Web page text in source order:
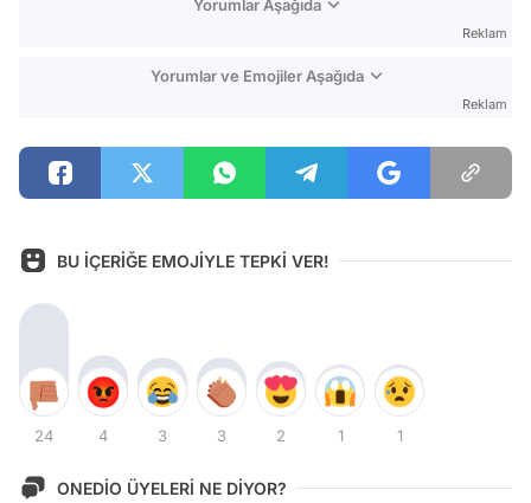
Yorumlar Aşağıda
Reklam
Yorumlar ve Emojiler Aşağıda
Reklam
BU İÇERİĞE EMOJİYLE TEPKİ VER!
24 4 3 3 2 1 1
ONEDİO ÜYELERİ NE DİYOR?